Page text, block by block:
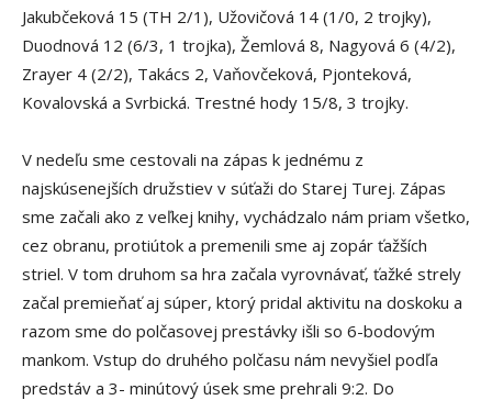
Jakubčeková 15 (TH 2/1), Užovičová 14 (1/0, 2 trojky),
Duodnová 12 (6/3, 1 trojka), Žemlová 8, Nagyová 6 (4/2),
Zrayer 4 (2/2), Takács 2, Vaňovčeková, Pjonteková,
Kovalovská a Svrbická. Trestné hody 15/8, 3 trojky.
V nedeľu sme cestovali na zápas k jednému z
najskúsenejších družstiev v súťaži do Starej Turej. Zápas
sme začali ako z veľkej knihy, vychádzalo nám priam všetko,
cez obranu, protiútok a premenili sme aj zopár ťažších
striel. V tom druhom sa hra začala vyrovnávať, ťažké strely
začal premieňať aj súper, ktorý pridal aktivitu na doskoku a
razom sme do polčasovej prestávky išli so 6-bodovým
mankom. Vstup do druhého polčasu nám nevyšiel podľa
predstáv a 3- minútový úsek sme prehrali 9:2. Do